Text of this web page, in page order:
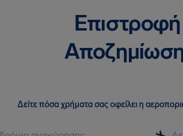
Δείτε πόσα χρήματα σας οφείλει η